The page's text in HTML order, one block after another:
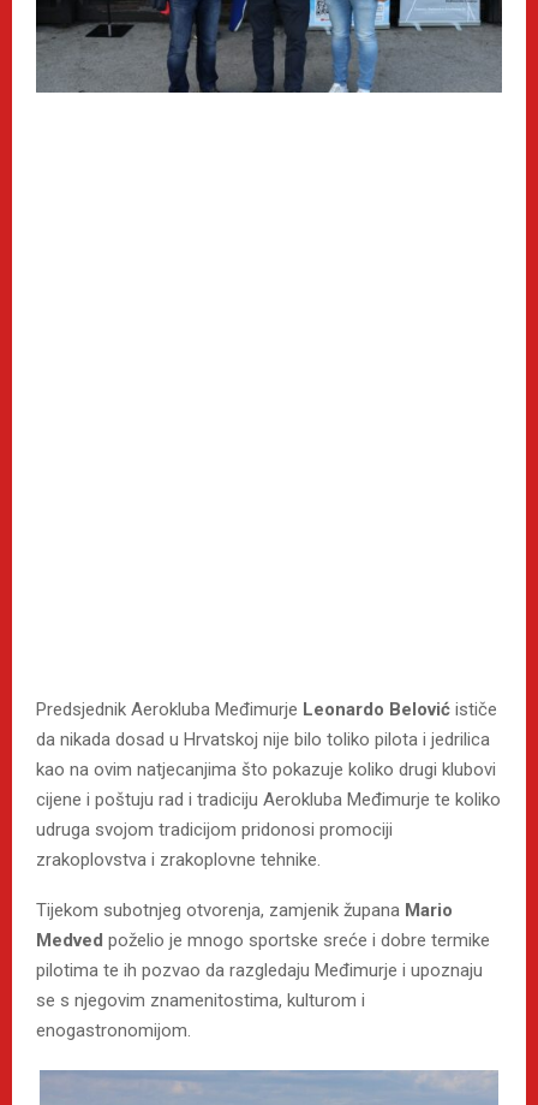
Predsjednik Aerokluba Međimurje Leonardo Belović ističe
da nikada dosad u Hrvatskoj nije bilo toliko pilota i jedrilica
kao na ovim natjecanjima što pokazuje koliko drugi klubovi
cijene i poštuju rad i tradiciju Aerokluba Međimurje te koliko
udruga svojom tradicijom pridonosi promociji
zrakoplovstva i zrakoplovne tehnike.
Tijekom subotnjeg otvorenja, zamjenik župana Mario
Medved poželio je mnogo sportske sreće i dobre termike
pilotima te ih pozvao da razgledaju Međimurje i upoznaju
se s njegovim znamenitostima, kulturom i
enogastronomijom.